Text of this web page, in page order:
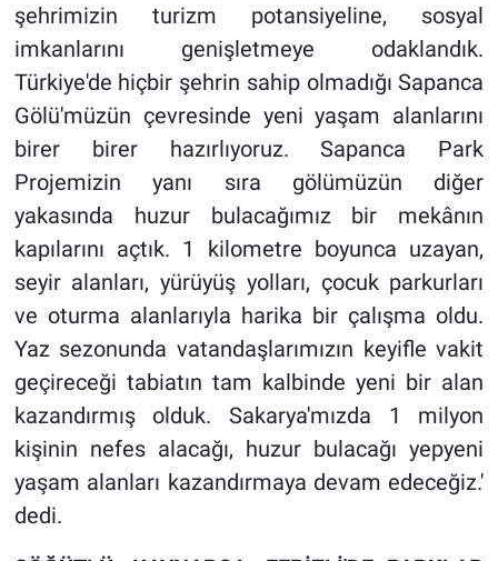
şehrimizin turizm potansiyeline, sosyal
imkanlarını genişletmeye odaklandık.
Türkiye'de hiçbir şehrin sahip olmadığı Sapanca
Gölü'müzün çevresinde yeni yaşam alanlarını
birer birer hazırlıyoruz. Sapanca Park
Projemizin yanı sıra gölümüzün diğer
yakasında huzur bulacağımız bir mekânın
kapılarını açtık. 1 kilometre boyunca uzayan,
seyir alanları, yürüyüş yolları, çocuk parkurları
ve oturma alanlarıyla harika bir çalışma oldu.
Yaz sezonunda vatandaşlarımızın keyifle vakit
geçireceği tabiatın tam kalbinde yeni bir alan
kazandırmış olduk. Sakarya'mızda 1 milyon
kişinin nefes alacağı, huzur bulacağı yepyeni
yaşam alanları kazandırmaya devam edeceğiz.'
dedi.